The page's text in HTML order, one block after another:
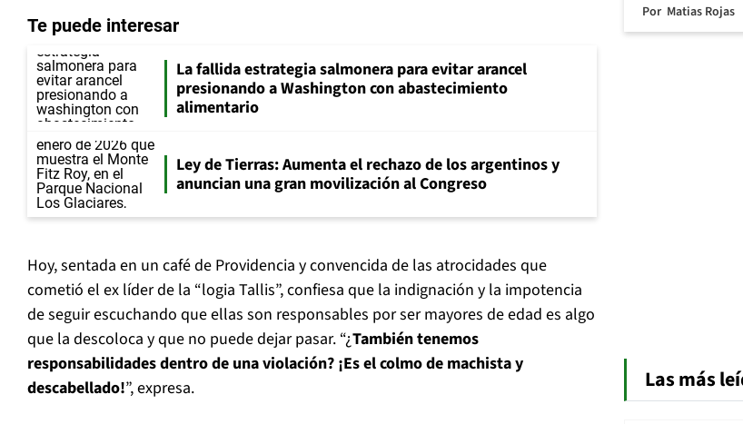
Te puede interesar
La fallida estrategia salmonera para evitar arancel
presionando a Washington con abastecimiento
alimentario
Ley de Tierras: Aumenta el rechazo de los argentinos y
anuncian una gran movilización al Congreso
Hoy, sentada en un café de Providencia y convencida de las atrocidades que
cometió el ex líder de la “logia Tallis”, confiesa que la indignación y la impotencia
de seguir escuchando que ellas son responsables por ser mayores de edad es algo
que la descoloca y que no puede dejar pasar. “¿También tenemos
responsabilidades dentro de una violación? ¡Es el colmo de machista y
descabellado!”, expresa.
Por Matias Rojas
Las más